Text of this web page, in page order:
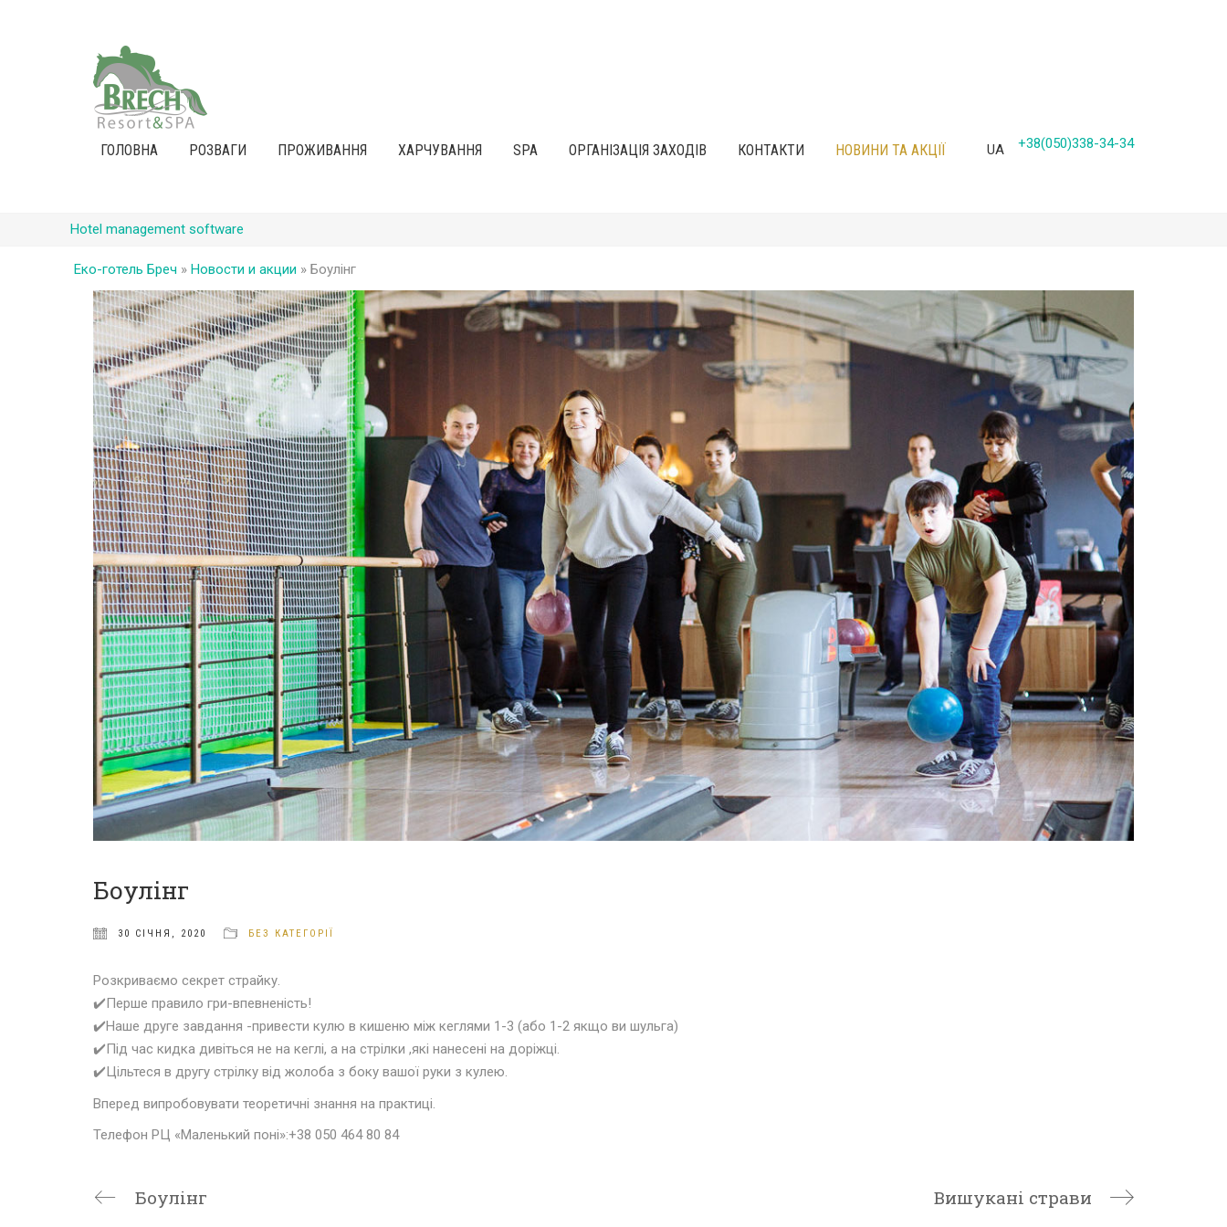
ГОЛОВНА РОЗВАГИ ПРОЖИВАННЯ ХАРЧУВАННЯ SPA ОРГАНІЗАЦІЯ ЗАХОДІВ КОНТАКТИ НОВИНИ ТА АКЦІЇ UA +38(050)338-34-34
Hotel management software
Еко-готель Бреч » Новости и акции » Боулінг
Боулінг
30 СІЧНЯ, 2020 БЕЗ КАТЕГОРІЇ
Розкриваємо секрет страйку.
✔️Перше правило гри-впевненість!
✔️Наше друге завдання -привести кулю в кишеню між кеглями 1-3 (або 1-2 якщо ви шульга)
✔️Під час кидка дивіться не на кеглі, а на стрілки ,які нанесені на доріжці.
✔️Цільтеся в другу стрілку від жолоба з боку вашої руки з кулею.
Вперед випробовувати теоретичні знання на практиці.
Телефон РЦ «Маленький поні»:+38 050 464 80 84
Боулінг Вишукані страви